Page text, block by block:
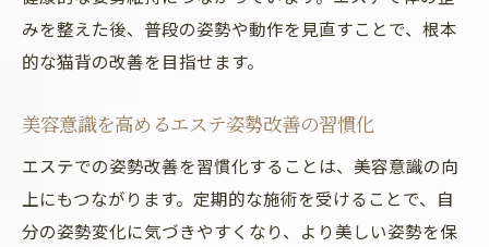
みを整えた後、普段の姿勢や動作を見直すことで、根本
的な猫背の改善を目指せます。
美容意識を高めるエステ姿勢改善の習慣化
エステでの姿勢改善を習慣化することは、美容意識の向
上にもつながります。定期的な施術を受けることで、自
分の姿勢変化に気づきやすくなり、より美しい姿勢を保